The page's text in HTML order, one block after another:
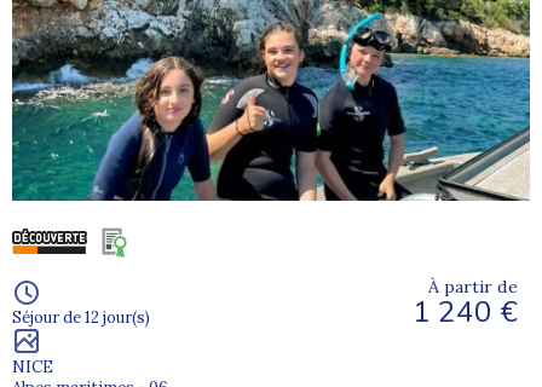
Séjour de 12 jour(s)
NICE
À partir de
1 240 €